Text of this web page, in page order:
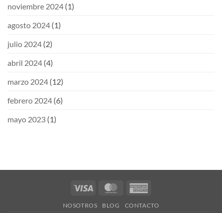
noviembre 2024 (1)
agosto 2024 (1)
julio 2024 (2)
abril 2024 (4)
marzo 2024 (12)
febrero 2024 (6)
mayo 2023 (1)
Visa MasterCard
NOSOTROS BLOG CONTACTO